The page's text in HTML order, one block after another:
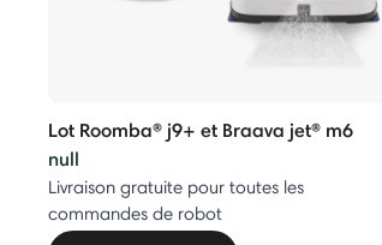
Lot Roomba® j9+ et Braava jet® m6
null
Livraison gratuite pour toutes les
commandes de robot